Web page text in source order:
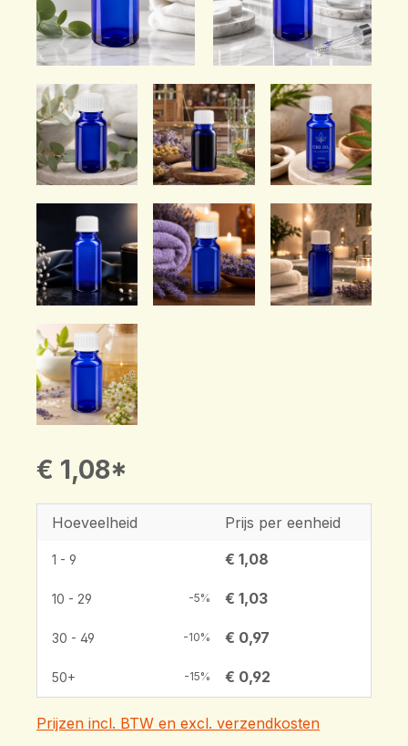
€ 1,08*
Hoeveelheid Prijs per eenheid
1 - 9 € 1,08
10 - 29 -5% € 1,03
30 - 49 -10% € 0,97
50+ -15% € 0,92
Prijzen incl. BTW en excl. verzendkosten